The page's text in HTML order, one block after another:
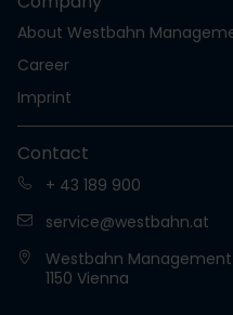
About Westbahn
Career
Imprint
Contact
+ 43 189 900
service@westbahn.at
Westbahn
1150 Vienna